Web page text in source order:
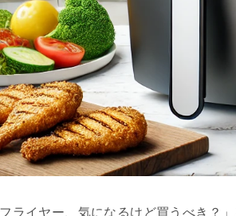
フライヤー、気になるけど買うべき？